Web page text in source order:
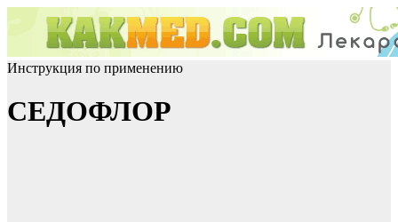
Инструкция по применению
СЕДОФЛОР